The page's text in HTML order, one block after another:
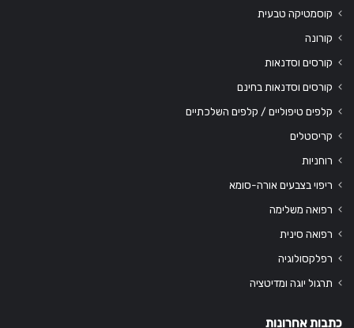
קוסמטיקה טבעית
קורונה
קורסים וסדנאות
קורסים וסדנאות בחינם
קלפים טיפוליים / קלפים השלכתיים
קריסטלים
רוחניות
ריפוי בצבעים אורה-סומא
רפואה משלימה
רפואה סינית
רפלקסולוגיה
תרגול יוגה ומדיטציה
כתבות אחרונות